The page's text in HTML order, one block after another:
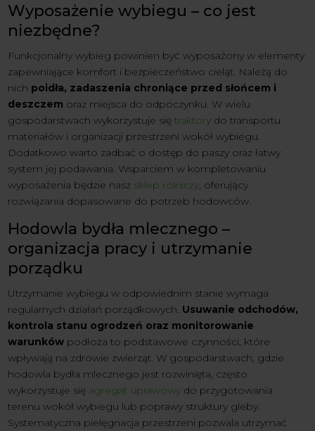
Wyposażenie wybiegu – co jest
niezbędne?
Funkcjonalny wybieg powinien być wyposażony w elementy
zapewniające komfort i bezpieczeństwo cieląt. Należą do
nich poidła, zadaszenia chroniące przed słońcem i
deszczem oraz miejsca do odpoczynku. W wielu
gospodarstwach wykorzystuje siętraktory do transportu
materiałów i organizacji przestrzeni wokół wybiegu.
Dodatkowo warto zadbać o dostęp do paszy oraz łatwy
system jej podawania. Wsparciem w kompletowaniu
wyposażenia będzie nasz sklep rolniczy, oferujący
rozwiązania dopasowane do potrzeb hodowców.
Hodowla bydła mlecznego –
organizacja pracy i utrzymanie
porządku
Utrzymanie wybiegu w odpowiednim stanie wymaga
regularnych działań porządkowych. Usuwanie odchodów,
kontrola stanu ogrodzeń oraz monitorowanie
warunków podłoża to podstawowe czynności, które
wpływają na zdrowie zwierząt. W gospodarstwach, gdzie
hodowla bydła mlecznego jest rozwinięta, często
wykorzystuje się agregat uprawowy do przygotowania
terenu wokół wybiegu lub poprawy struktury gleby.
Systematyczna pielęgnacja przestrzeni pozwala utrzymać